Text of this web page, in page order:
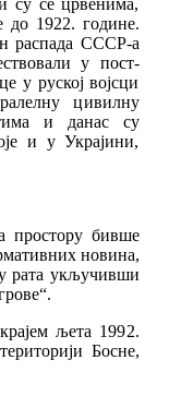
до 1922. године.
распада СССР-а
у пост-
у руској војсци
цивилну
и данас су
и у Украјини,
простору бивше
новина,
рата укључивши
љета 1992.
Босне,